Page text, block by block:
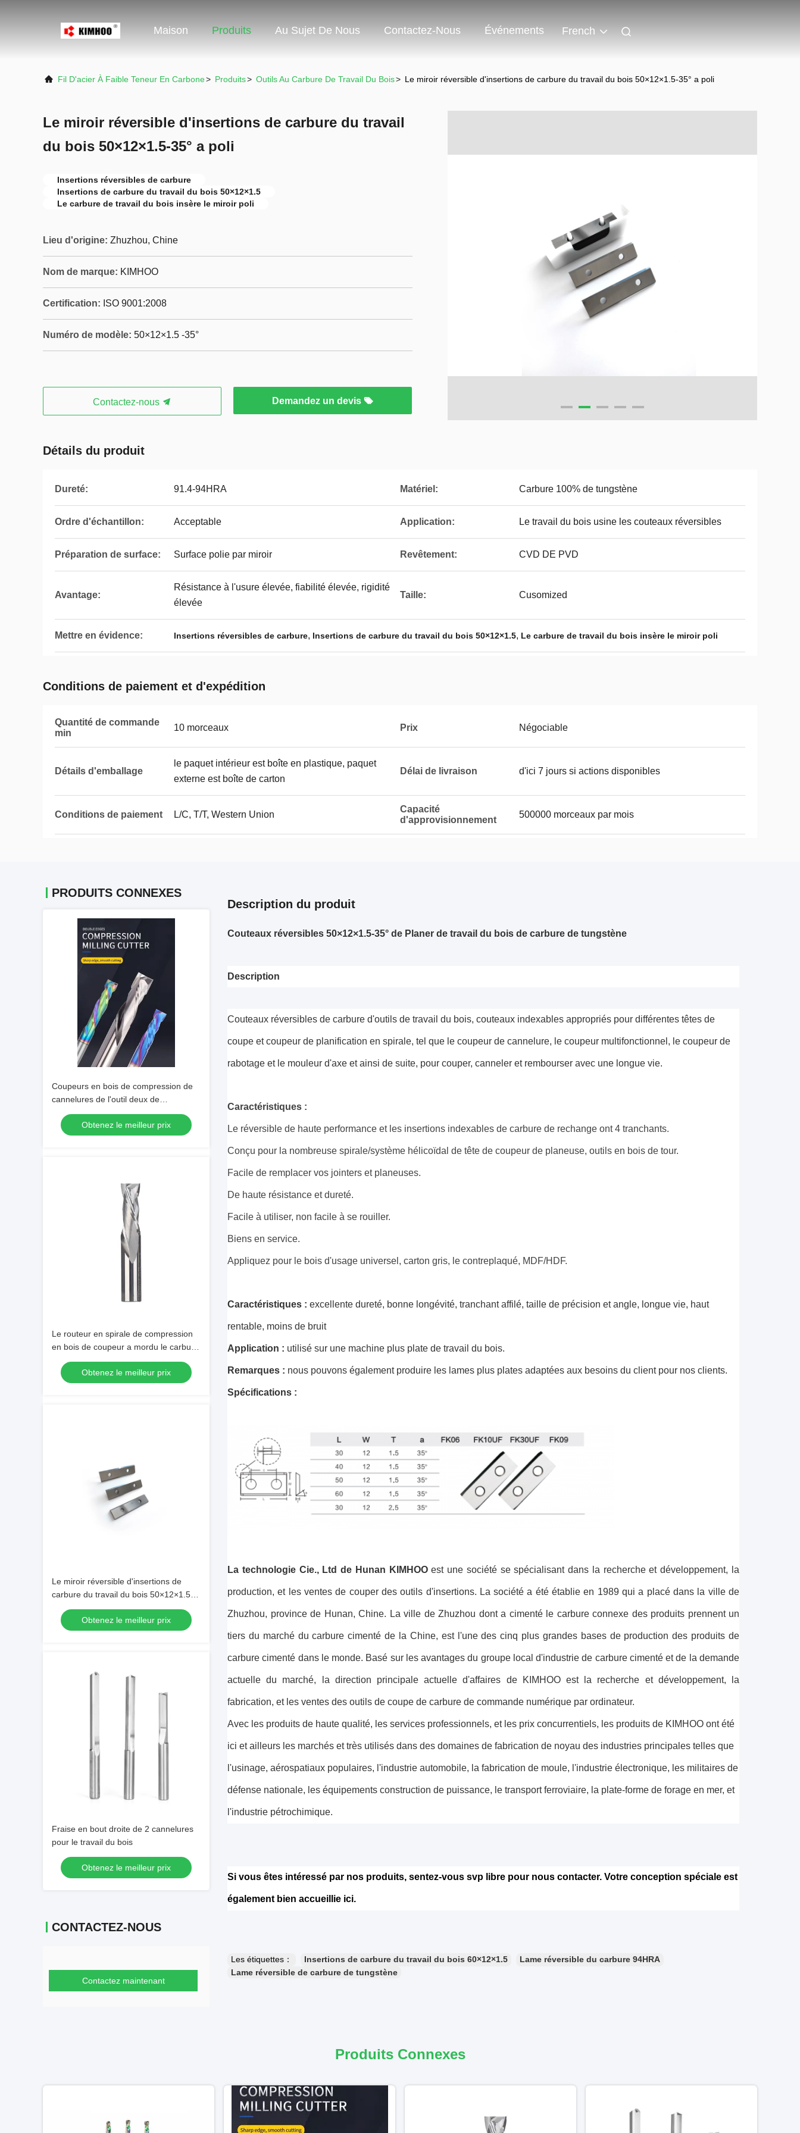
Maison Produits Au Sujet De Nous Contactez-Nous Événements French
Fil D'acier À Faible Teneur En Carbone> Produits> Outils Au Carbure De Travail Du Bois> Le miroir réversible d'insertions de carbure du travail du bois 50×12×1.5-35° a poli
Le miroir réversible d'insertions de carbure du travail
du bois 50×12×1.5-35° a poli
Insertions réversibles de carbure
Insertions de carbure du travail du bois 50×12×1.5
Le carbure de travail du bois insère le miroir poli
Lieu d'origine: Zhuzhou, Chine
Nom de marque: KIMHOO
Certification: ISO 9001:2008
Numéro de modèle: 50×12×1.5 -35°
Contactez-nous Demandez un devis
Détails du produit
Dureté: 91.4-94HRA Matériel: Carbure 100% de tungstène
Ordre d'échantillon: Acceptable Application: Le travail du bois usine les couteaux réversibles
Préparation de surface: Surface polie par miroir Revêtement: CVD DE PVD
Avantage:
Résistance à l'usure élevée, fiabilité élevée, rigidité
élevée
Taille: Cusomized
Mettre en évidence: Insertions réversibles de carbure, Insertions de carbure du travail du bois 50×12×1.5, Le carbure de travail du bois insère le miroir poli
Conditions de paiement et d'expédition
Quantité de commande
min
10 morceaux Prix Négociable
Détails d'emballage
le paquet intérieur est boîte en plastique, paquet
externe est boîte de carton
Délai de livraison d'ici 7 jours si actions disponibles
Conditions de paiement L/C, T/T, Western Union
Capacité
d'approvisionnement
500000 morceaux par mois
PRODUITS CONNEXES
Coupeurs en bois de compression de
cannelures de l'outil deux de
commande numérique par ordinateur
de prix de gros avec le revêtement
bleu nano
Obtenez le meilleur prix
Le routeur en spirale de compression
en bois de coupeur a mordu le carbure
solide en haut et en bas
Obtenez le meilleur prix
Le miroir réversible d'insertions de
carbure du travail du bois 50×12×1.5-
35° a poli
Obtenez le meilleur prix
Fraise en bout droite de 2 cannelures
pour le travail du bois
Obtenez le meilleur prix
CONTACTEZ-NOUS
Contactez maintenant
Description du produit
Couteaux réversibles 50×12×1.5-35° de Planer de travail du bois de carbure de tungstène
Description
Couteaux réversibles de carbure d'outils de travail du bois, couteaux indexables appropriés pour différentes têtes de
coupe et coupeur de planification en spirale, tel que le coupeur de cannelure, le coupeur multifonctionnel, le coupeur de
rabotage et le mouleur d'axe et ainsi de suite, pour couper, canneler et rembourser avec une longue vie.
Caractéristiques :
Le réversible de haute performance et les insertions indexables de carbure de rechange ont 4 tranchants.
Conçu pour la nombreuse spirale/système hélicoïdal de tête de coupeur de planeuse, outils en bois de tour.
Facile de remplacer vos jointers et planeuses.
De haute résistance et dureté.
Facile à utiliser, non facile à se rouiller.
Biens en service.
Appliquez pour le bois d'usage universel, carton gris, le contreplaqué, MDF/HDF.
Caractéristiques : excellente dureté, bonne longévité, tranchant affilé, taille de précision et angle, longue vie, haut
rentable, moins de bruit
Application : utilisé sur une machine plus plate de travail du bois.
Remarques : nous pouvons également produire les lames plus plates adaptées aux besoins du client pour nos clients.
Spécifications :
La technologie Cie., Ltd de Hunan KIMHOOest une société se spécialisant dans la recherche et développement, la
production, et les ventes de couper des outils d'insertions. La société a été établie en 1989 qui a placé dans la ville de
Zhuzhou, province de Hunan, Chine. La ville de Zhuzhou dont a cimenté le carbure connexe des produits prennent un
tiers du marché du carbure cimenté de la Chine, est l'une des cinq plus grandes bases de production des produits de
carbure cimenté dans le monde. Basé sur les avantages du groupe local d'industrie de carbure cimenté et de la demande
actuelle du marché, la direction principale actuelle d'affaires de KIMHOO est la recherche et développement, la
fabrication, et les ventes des outils de coupe de carbure de commande numérique par ordinateur.
Avec les produits de haute qualité, les services professionnels, et les prix concurrentiels, les produits de KIMHOO ont été
ici et ailleurs les marchés et très utilisés dans des domaines de fabrication de noyau des industries principales telles que
l'usinage, aérospatiaux populaires, l'industrie automobile, la fabrication de moule, l'industrie électronique, les militaires de
défense nationale, les équipements construction de puissance, le transport ferroviaire, la plate-forme de forage en mer, et
l'industrie pétrochimique.
Si vous êtes intéressé par nos produits, sentez-vous svp libre pour nous contacter. Votre conception spéciale est
également bien accueillie ici.
Les étiquettes： Insertions de carbure du travail du bois 60×12×1.5
Lame réversible du carbure 94HRA
Lame réversible de carbure de tungstène
Produits Connexes